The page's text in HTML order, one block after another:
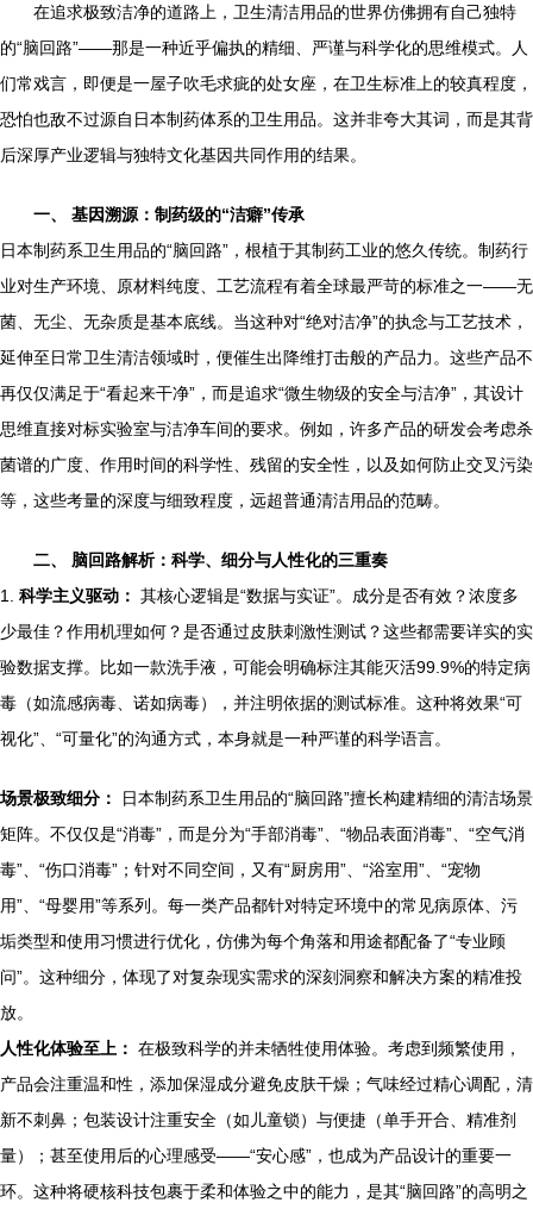
在追求极致洁净的道路上，卫生清洁用品的世界仿佛拥有自己独特
的“脑回路”——那是一种近乎偏执的精细、严谨与科学化的思维模式。人
们常戏言，即便是一屋子吹毛求疵的处女座，在卫生标准上的较真程度，
恐怕也敌不过源自日本制药体系的卫生用品。这并非夸大其词，而是其背
后深厚产业逻辑与独特文化基因共同作用的结果。
一、 基因溯源：制药级的“洁癖”传承
日本制药系卫生用品的“脑回路”，根植于其制药工业的悠久传统。制药行
业对生产环境、原材料纯度、工艺流程有着全球最严苛的标准之一——无
菌、无尘、无杂质是基本底线。当这种对“绝对洁净”的执念与工艺技术，
延伸至日常卫生清洁领域时，便催生出降维打击般的产品力。这些产品不
再仅仅满足于“看起来干净”，而是追求“微生物级的安全与洁净”，其设计
思维直接对标实验室与洁净车间的要求。例如，许多产品的研发会考虑杀
菌谱的广度、作用时间的科学性、残留的安全性，以及如何防止交叉污染
等，这些考量的深度与细致程度，远超普通清洁用品的范畴。
二、 脑回路解析：科学、细分与人性化的三重奏
1. 科学主义驱动： 其核心逻辑是“数据与实证”。成分是否有效？浓度多
少最佳？作用机理如何？是否通过皮肤刺激性测试？这些都需要详实的实
验数据支撑。比如一款洗手液，可能会明确标注其能灭活99.9%的特定病
毒（如流感病毒、诺如病毒），并注明依据的测试标准。这种将效果“可
视化”、“可量化”的沟通方式，本身就是一种严谨的科学语言。
场景极致细分：
日本制药系卫生用品的“脑回路”擅长构建精细的清洁场景
矩阵。不仅仅是“消毒”，而是分为“手部消毒”、“物品表面消毒”、“空气消
毒”、“伤口消毒”；针对不同空间，又有“厨房用”、“浴室用”、“宠物
用”、“母婴用”等系列。每一类产品都针对特定环境中的常见病原体、污
垢类型和使用习惯进行优化，仿佛为每个角落和用途都配备了“专业顾
问”。这种细分，体现了对复杂现实需求的深刻洞察和解决方案的精准投
放。
人性化体验至上： 在极致科学的并未牺牲使用体验。考虑到频繁使用，
产品会注重温和性，添加保湿成分避免皮肤干燥；气味经过精心调配，清
新不刺鼻；包装设计注重安全（如儿童锁）与便捷（单手开合、精准剂
量）；甚至使用后的心理感受——“安心感”，也成为产品设计的重要一
环。这种将硬核科技包裹于柔和体验之中的能力，是其“脑回路”的高明之